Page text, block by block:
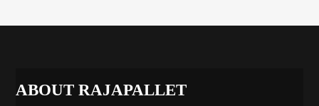
ABOUT RAJAPALLET